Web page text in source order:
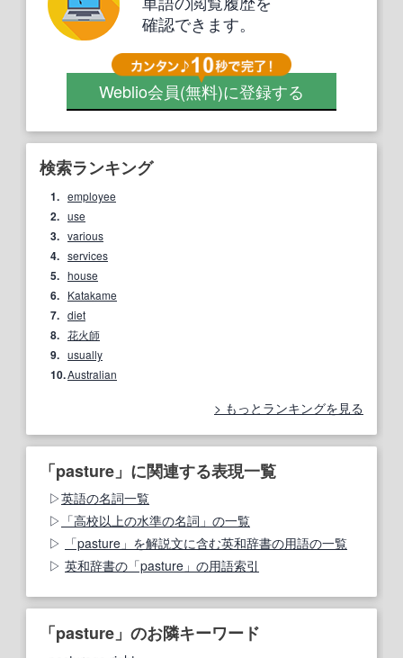
確認できます。
Weblio会員(無料)に登録する
検索ランキング
1. employee
2. use
3. various
4. services
5. house
6. Katakame
7. diet
8. 花火師
9. usually
10.Australian
もっとランキングを見る
「pasture」に関連する表現一覧
英語の名詞一覧
「高校以上の水準の名詞」の一覧
「pasture」を解説文に含む英和辞書の用語の一覧
英和辞書の「pasture」の用語索引
「pasture」のお隣キーワード